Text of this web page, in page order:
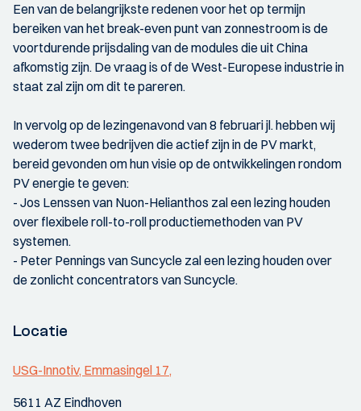
Een van de belangrijkste redenen voor het op termijn
bereiken van het break-even punt van zonnestroom is de
voortdurende prijsdaling van de modules die uit China
afkomstig zijn. De vraag is of de West-Europese industrie in
staat zal zijn om dit te pareren.
In vervolg op de lezingenavond van 8 februari jl. hebben wij
wederom twee bedrijven die actief zijn in de PV markt,
bereid gevonden om hun visie op de ontwikkelingen rondom
PV energie te geven:
- Jos Lenssen van Nuon-Helianthos zal een lezing houden
over flexibele roll-to-roll productiemethoden van PV
systemen.
- Peter Pennings van Suncycle zal een lezing houden over
de zonlicht concentrators van Suncycle.
Locatie
USG-Innotiv, Emmasingel 17,
5611 AZ Eindhoven